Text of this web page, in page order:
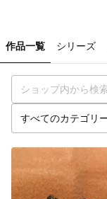
作品一覧 シリーズ